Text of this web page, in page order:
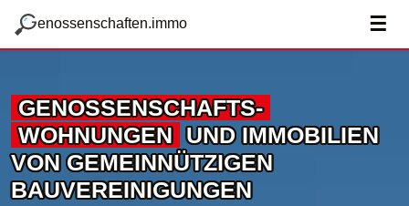
g
enossenschaften.immo ☰
GENOSSENSCHAFTS­
WOHNUNGEN UND IMMOBILIEN
VON GEMEINNÜTZIGEN
BAUVEREINIGUNGEN